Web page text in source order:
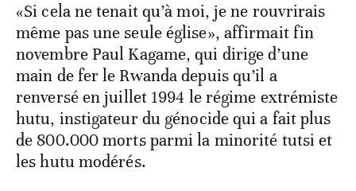
«Si cela ne tenait qu’à moi, je ne rouvrirais
même pas une seule église», affirmait fin
novembre Paul Kagame, qui dirige d’une
main de fer le Rwanda depuis qu’il a
renversé en juillet 1994 le régime extrémiste
hutu, instigateur du génocide qui a fait plus
de 800.000 morts parmi la minorité tutsi et
les hutu modérés.